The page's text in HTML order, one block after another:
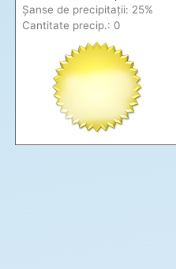
Șanse de precipitații: 25%
Cantitate precip.: 0